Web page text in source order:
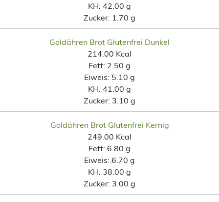
KH: 42.00 g
Zucker: 1.70 g
Goldähren Brot Glutenfrei Dunkel
214.00 Kcal
Fett: 2.50 g
Eiweis: 5.10 g
KH: 41.00 g
Zucker: 3.10 g
Goldähren Brot Glutenfrei Kernig
249.00 Kcal
Fett: 6.80 g
Eiweis: 6.70 g
KH: 38.00 g
Zucker: 3.00 g